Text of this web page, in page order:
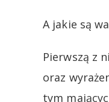
A jakie są
Pierwszą z
oraz
tym